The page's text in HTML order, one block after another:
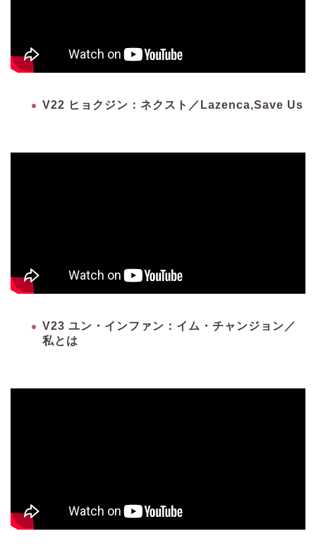
V22 ヒョクジン：ネクスト／Lazenca,Save Us
V23 ユン・インファン：イム・チャンジョン／
私とは